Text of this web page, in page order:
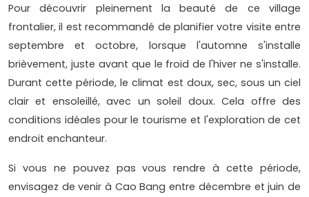
Pour découvrir pleinement la beauté de ce village
frontalier, il est recommandé de planifier votre visite entre
septembre et octobre, lorsque l'automne s'installe
brièvement, juste avant que le froid de l'hiver ne s'installe.
Durant cette période, le climat est doux, sec, sous un ciel
clair et ensoleillé, avec un soleil doux. Cela offre des
conditions idéales pour le tourisme et l'exploration de cet
endroit enchanteur.
Si vous ne pouvez pas vous rendre à cette période,
envisagez de venir à Cao Bang entre décembre et juin de